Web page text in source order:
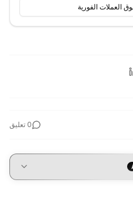
العملات الفورية
0 تعليق